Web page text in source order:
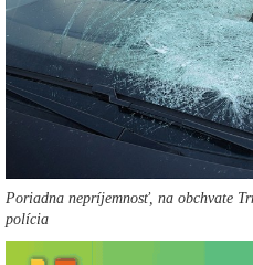
Poriadna nepríjemnosť, na obchvate
polícia